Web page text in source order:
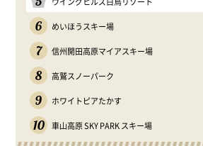
6 めいほうスキー場
7 信州開田高原マイアスキー場
8 高鷲スノーパーク
9 ホワイトピアたかす
10 車山高原 SKY PARK スキー場